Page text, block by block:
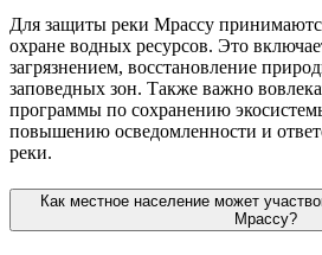
Для защиты реки Мрассу
охране водных ресурсов. Это
загрязнением, восстановление
заповедных зон. Также важно
программы по сохранению
повышению осведомленности и
реки.
Как местное население может
Мрассу?